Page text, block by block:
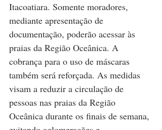
Itacoatiara. Somente moradores,
mediante apresentação de
documentação, poderão acessar às
praias da Região Oceânica. A
cobrança para o uso de máscaras
também será reforçada. As medidas
visam a reduzir a circulação de
pessoas nas praias da Região
Oceânica durante os finais de semana,